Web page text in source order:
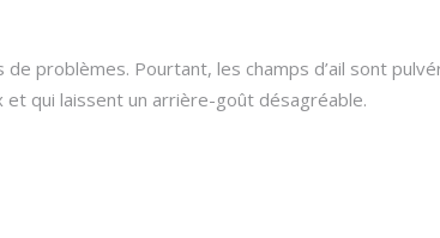
problèmes. Pourtant, les champs d’ail sont
qui laissent un arrière-goût désagréable.